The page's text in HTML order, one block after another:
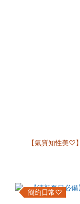
【氣質知性美♡
簡約日常♡